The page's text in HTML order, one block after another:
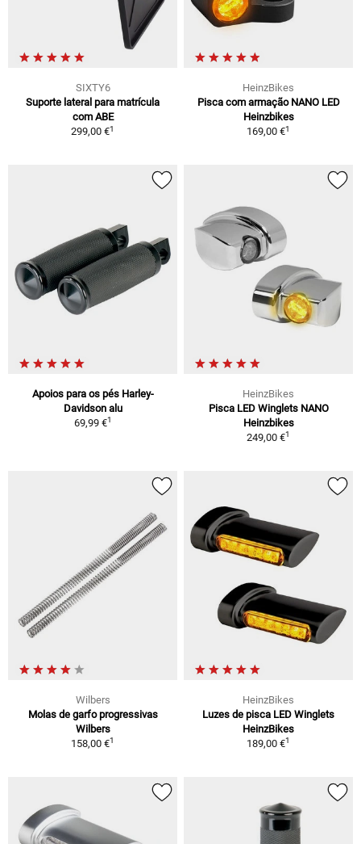
SIXTY6
Suporte lateral para matrícula
com ABE
299,00 €1
HeinzBikes
Pisca com armação NANO LED
Heinzbikes
169,00 €1
Apoios para os pés Harley-
Davidson alu
69,99 €1
HeinzBikes
Pisca LED Winglets NANO
Heinzbikes
249,00 €1
Wilbers
Molas de garfo progressivas
Wilbers
158,00 €1
HeinzBikes
Luzes de pisca LED Winglets
HeinzBikes
189,00 €1